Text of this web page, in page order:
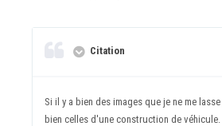
Citation
Si il y a bien des images que je ne me
bien celles d'une construction de véhicule.